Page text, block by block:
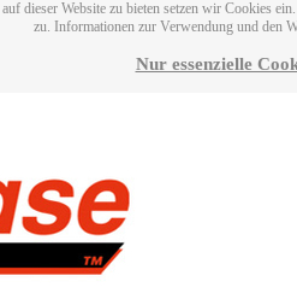
dieser Website zu bieten setzen wir Cookies
zu. Informationen zur Verwendung und den
Nur essenzielle